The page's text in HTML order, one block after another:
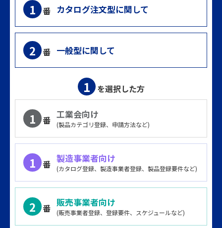
2026年4月30日 メンテナンス
更新しました。
「【指定様式】賃金引き上げ計画の表明書（第5回以降）」を
2026年4月28日 お知らせ
を更新しました。
2026年4月23日
「財産処分の手続きについて」を公開しました。
2026年4月16日 お知らせ
1 番 カタログ注文型に関して
2 番 一般型に関して
1 を選択した方
1 番 工業会向け
(製品カテゴリ登録、申請方法など)
1 番 製造事業者向け
(カタログ登録、製造事業者登録、製品登録要件など)
2 番 販売事業者向け
(販売事業者登録、登録要件、スケジュールなど)